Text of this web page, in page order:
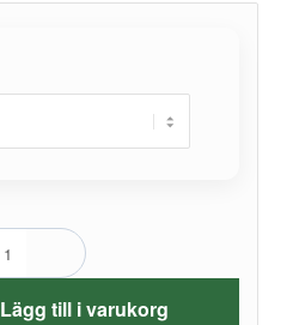
Lägg till i varukorg